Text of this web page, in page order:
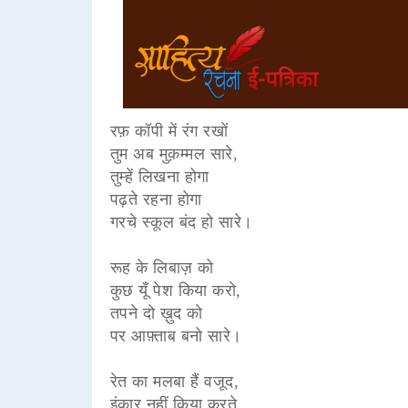
रफ़ कॉपी में रंग रखों
तुम अब मुक़म्मल सारे,
तुम्हें लिखना होगा
पढ़ते रहना होगा
गरचे स्कूल बंद हो सारे।
रूह के लिबाज़ को
कुछ यूँ पेश किया करो,
तपने दो ख़ुद को
पर आफ़्ताब बनो सारे।
रेत का मलबा हैं वजूद,
इंकार नहीं किया करते,